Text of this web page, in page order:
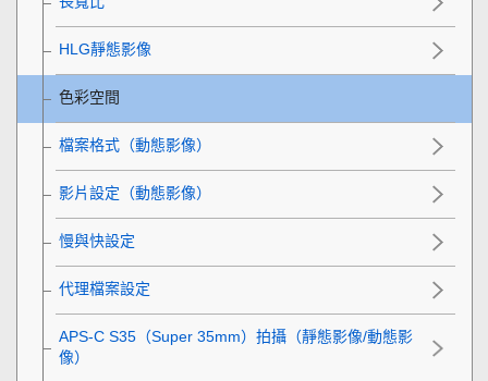
HLG靜態影像
色彩空間
檔案格式（動態影像）
影片設定 （動態影像）
慢與快設定
代理檔案設定
APS-C S35（Super 35mm）拍攝（靜態影像/動態影
像）